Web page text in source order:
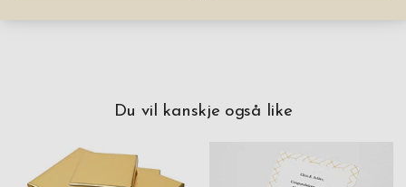
Du vil kanskje også like